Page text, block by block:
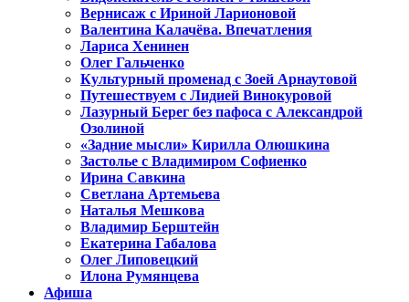
Вернисаж с Ириной Ларионовой
Валентина Калачёва. Впечатления
Лариса Хенинен
Олег Гальченко
Культурный променад с Зоей Арнаутовой
Путешествуем с Лидией Винокуровой
Лазурный Берег без пафоса с Александрой
Озолиной
«Задние мысли» Кирилла Олюшкина
Застолье с Владимиром Софиенко
Ирина Савкина
Светлана Артемьева
Наталья Мешкова
Владимир Берштейн
Екатерина Габалова
Олег Липовецкий
Илона Румянцева
Афиша